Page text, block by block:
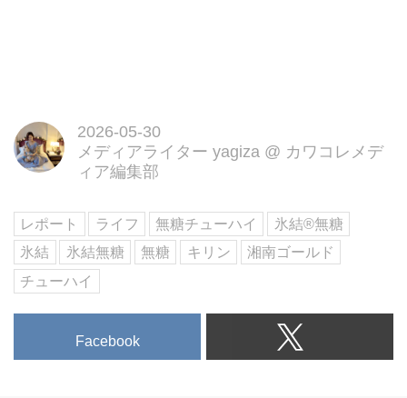
2026-05-30
メディアライター yagiza @ カワコレメデ
ィア編集部
レポート ライフ 無糖チューハイ
氷結®無糖
氷結
氷結無糖 無糖 キリン
湘南ゴールド
チューハイ
Facebook